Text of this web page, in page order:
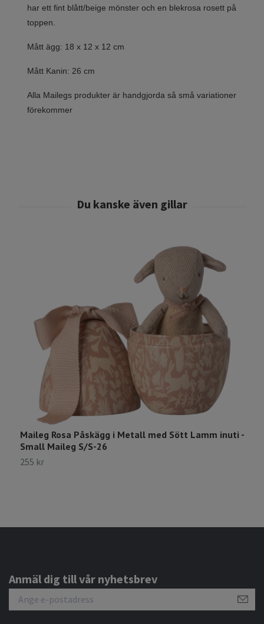
har ett fint blått/beige mönster och en blekrosa rosett på
toppen.
Mått ägg: 18 x 12 x 12 cm
Mått Kanin: 26 cm
Alla Mailegs produkter är handgjorda så små variationer
förekommer
Maileg Rosa Påskägg i Metall med Sött Lamm inuti -
Small Maileg S/S-26
255 kr
Anmäl dig till vår nyhetsbrev